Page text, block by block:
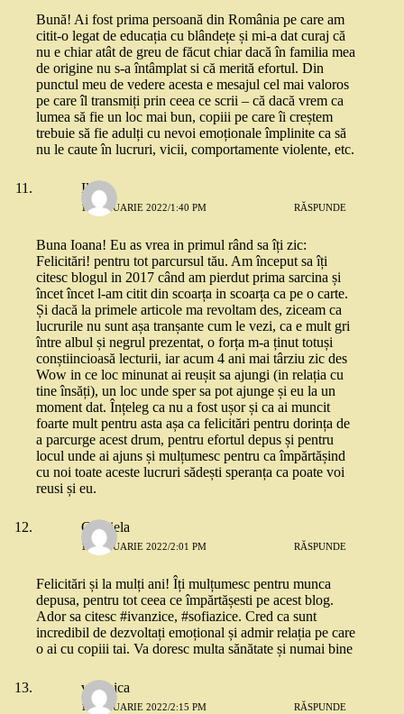
Bună! Ai fost prima persoană din România pe care am
citit-o legat de educația cu blândețe și mi-a dat curaj că
nu e chiar atât de greu de făcut chiar dacă în familia mea
de origine nu s-a întâmplat si că merită efortul. Din
punctul meu de vedere acesta e mesajul cel mai valoros
pe care îl transmiți prin ceea ce scrii – că dacă vrem ca
lumea să fie un loc mai bun, copiii pe care îi creștem
trebuie să fie adulți cu nevoi emoționale împlinite ca să
nu le caute în lucruri, vicii, comportamente violente, etc.
Ilinca
11 IANUARIE 2022/1:40 PM RĂSPUNDE
Buna Ioana! Eu as vrea in primul rând sa îți zic:
Felicitări! pentru tot parcursul tău. Am început sa îți
citesc blogul in 2017 când am pierdut prima sarcina și
încet încet l-am citit din scoarța in scoarța ca pe o carte.
Și dacă la primele articole ma revoltam des, ziceam ca
lucrurile nu sunt așa tranșante cum le vezi, ca e mult gri
între albul și negrul prezentat, o forța m-a ținut totuși
conștiincioasă lecturii, iar acum 4 ani mai târziu zic des
Wow in ce loc minunat ai reușit sa ajungi (in relația cu
tine însăți), un loc unde sper sa pot ajunge și eu la un
moment dat. Înțeleg ca nu a fost ușor și ca ai muncit
foarte mult pentru asta așa ca felicitări pentru dorința de
a parcurge acest drum, pentru efortul depus și pentru
locul unde ai ajuns și mulțumesc pentru ca împărtășind
cu noi toate aceste lucruri sădești speranța ca poate voi
reusi și eu.
Gabriela
11 IANUARIE 2022/2:01 PM RĂSPUNDE
Felicitări și la mulți ani! Îți mulțumesc pentru munca
depusa, pentru tot ceea ce împărtășesti pe acest blog.
Ador sa citesc #ivanzice, #sofiazice. Cred ca sunt
incredibil de dezvoltați emoțional și admir relația pe care
o ai cu copiii tai. Va doresc multa sănătate și numai bine
veronica
11 IANUARIE 2022/2:15 PM RĂSPUNDE